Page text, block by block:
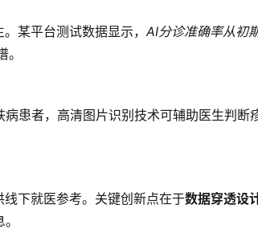
某平台测试数据显示， AI分诊准确率从初
患者，高清图片识别技术可辅助医生判断
下就医参考。关键创新点在于数据穿透设